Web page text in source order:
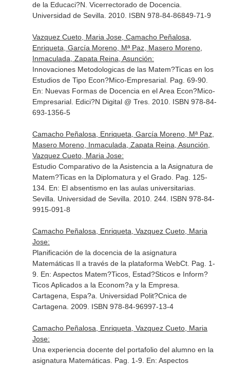
de la Educaci?N. Vicerrectorado de Docencia.
Universidad de Sevilla. 2010. ISBN 978-84-86849-71-9
Vazquez Cueto, Maria Jose, Camacho Peñalosa,
Enriqueta, García Moreno, Mª Paz, Masero Moreno,
Inmaculada, Zapata Reina, Asunción:
Innovaciones Metodologicas de las Matem?Ticas en los
Estudios de Tipo Econ?Mico-Empresarial. Pag. 69-90.
En: Nuevas Formas de Docencia en el Area Econ?Mico-
Empresarial. Edici?N Digital @ Tres. 2010. ISBN 978-84-
693-1356-5
Camacho Peñalosa, Enriqueta, García Moreno, Mª Paz,
Masero Moreno, Inmaculada, Zapata Reina, Asunción,
Vazquez Cueto, Maria Jose:
Estudio Comparativo de la Asistencia a la Asignatura de
Matem?Ticas en la Diplomatura y el Grado. Pag. 125-
134. En: El absentismo en las aulas universitarias.
Sevilla. Universidad de Sevilla. 2010. 244. ISBN 978-84-
9915-091-8
Camacho Peñalosa, Enriqueta, Vazquez Cueto, Maria
Jose:
Planificación de la docencia de la asignatura
Matemáticas II a través de la plataforma WebCt. Pag. 1-
9. En: Aspectos Matem?Ticos, Estad?Sticos e Inform?
Ticos Aplicados a la Econom?a y la Empresa
Cartagena, Espa?a. Universidad Polit?Cnica de
Cartagena. 2009. ISBN 978-84-96997-13-4
Camacho Peñalosa, Enriqueta, Vazquez Cueto, Maria
Jose:
Una experiencia docente del portafolio del alumno en la
asignatura Matemáticas. Pag. 1-9. En: Aspectos